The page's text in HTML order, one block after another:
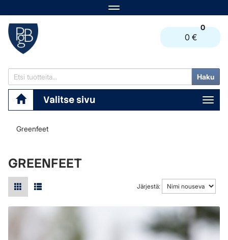
Navigaatio
0 €
0
Haku
Valitse sivu
Greenfeet
GREENFEET
Järjestä: